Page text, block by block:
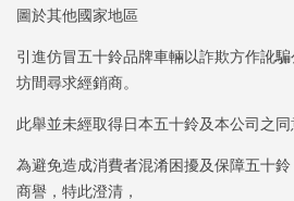
圖於其他國家地區
引進仿冒五十鈴品牌車輛以詐欺方作訛
坊間尋求經銷商。
此舉並未經取得日本五十鈴及本公司之同
為避免造成消費者混淆困擾及保障五十
商譽，特此澄清，